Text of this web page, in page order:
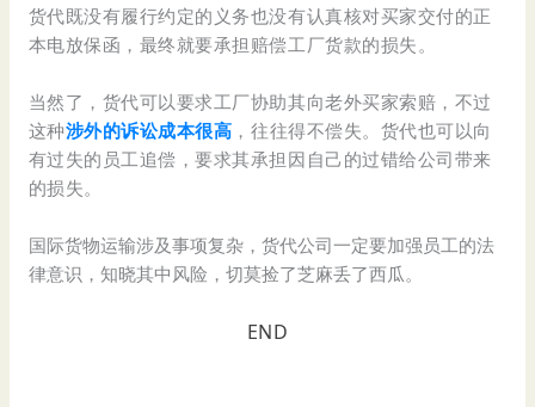
货代既没有履行约定的义务也没有认真核对买家交付的正
本电放保函，最终就要承担赔偿工厂货款的损失。
当然了，货代可以要求工厂协助其向老外买家索赔，不过
这种涉外的诉讼成本很高 ，往往得不偿失。货代也可以向
有过失的员工追偿，要求其承担因自己的过错给公司带来
的损失。
国际货物运输涉及事项复杂，货代公司一定要加强员工的法
律意识，知晓其中风险，切莫捡了芝麻丢了西瓜。
END